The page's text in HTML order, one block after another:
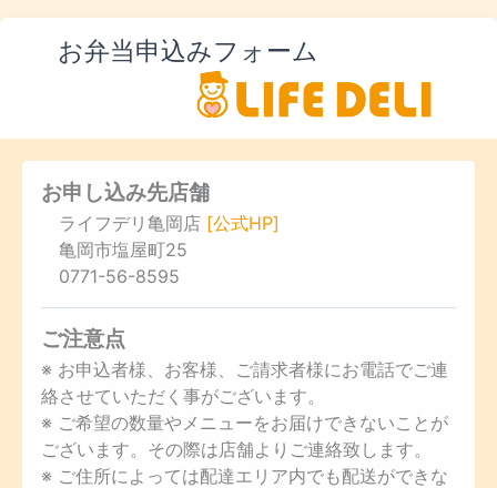
お弁当申込みフォーム
お申し込み先店舗
ライフデリ亀岡店 [公式HP]
亀岡市塩屋町25
0771-56-8595
ご注意点
※ お申込者様、お客様、ご請求者様にお電話でご連
絡させていただく事がございます。
※ ご希望の数量やメニューをお届けできないことが
ございます。その際は店舗よりご連絡致します。
※ ご住所によっては配達エリア内でも配送ができな